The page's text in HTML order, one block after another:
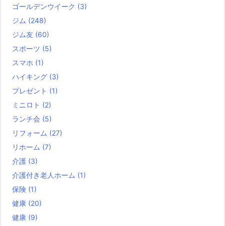
ゴールデンウイーク (3)
ジム (248)
ジム友 (60)
スポーツ (5)
スマホ (1)
ハイキング (3)
プレゼント (1)
ミニロト (2)
ランチ会 (5)
リフォーム (27)
リホーム (7)
介護 (3)
介護付き老人ホーム (1)
保険 (1)
健康 (20)
健康 (9)